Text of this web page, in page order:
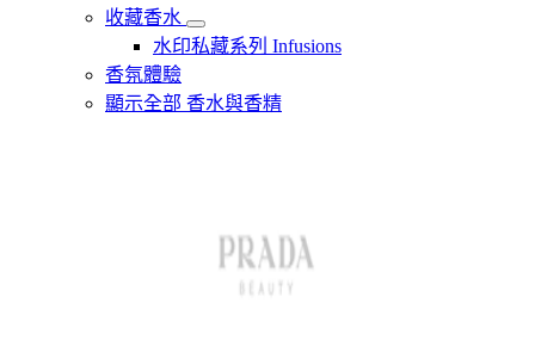
收藏香水
水印私藏系列 Infusions
香氛體驗
顯示全部 香水與香精